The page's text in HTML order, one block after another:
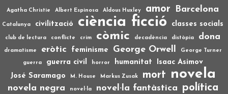
Agatha Christie Albert Espinosa Aldous Huxley amor Barcelona
Catalunya civilització ciència ficció classes socials
club de lectura conflicte crim còmic decadència distòpia dona
dramatisme eròtic feminisme George Orwell George Turner
guerra guerra civil horror humanitat
Isaac Asimov
José Saramago
M. House Markus Zusak mort novela
novela negra novel·la novel·la fantàstica política